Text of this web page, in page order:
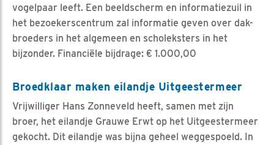
vogelpaar leeft. Een beeldscherm en informatiezuil in
het bezoekerscentrum zal informatie geven over dak-
broeders in het algemeen en scholeksters in het
bijzonder. Financiële bijdrage: € 1.000,00
Broedklaar maken eilandje Uitgeestermeer
Vrijwilliger Hans Zonneveld heeft, samen met zijn
broer, het eilandje Grauwe Erwt op het Uitgeestermeer
gekocht. Dit eilandje was bijna geheel weggespoeld. In